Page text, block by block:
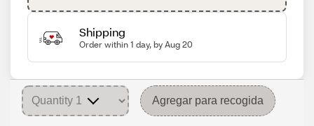
Shipping
Order within 1 day, by Aug 20
Agregar para recogida